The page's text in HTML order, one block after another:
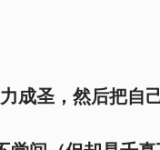
成圣，然后把自